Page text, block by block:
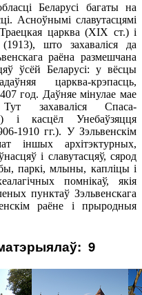
Беларусі багаты на
Асноўнымі славутасцямі
царква (XIX ст.) і
што захаваліся да
раёна размешчана
ўсёй Беларусі: у вёсцы
царква-крэпасць,
год. Даўняе мінулае мае
захаваліся Спаса-
і касцёл Унебаўзяцця
1910 гг.). У Зэльвенскім
іншых архітэктурных,
і славутасцяў, сярод
паркі, млыны, капліцы і
помнікаў, якія
пунктаў Зэльвенскага
раёне і прыродныя
9